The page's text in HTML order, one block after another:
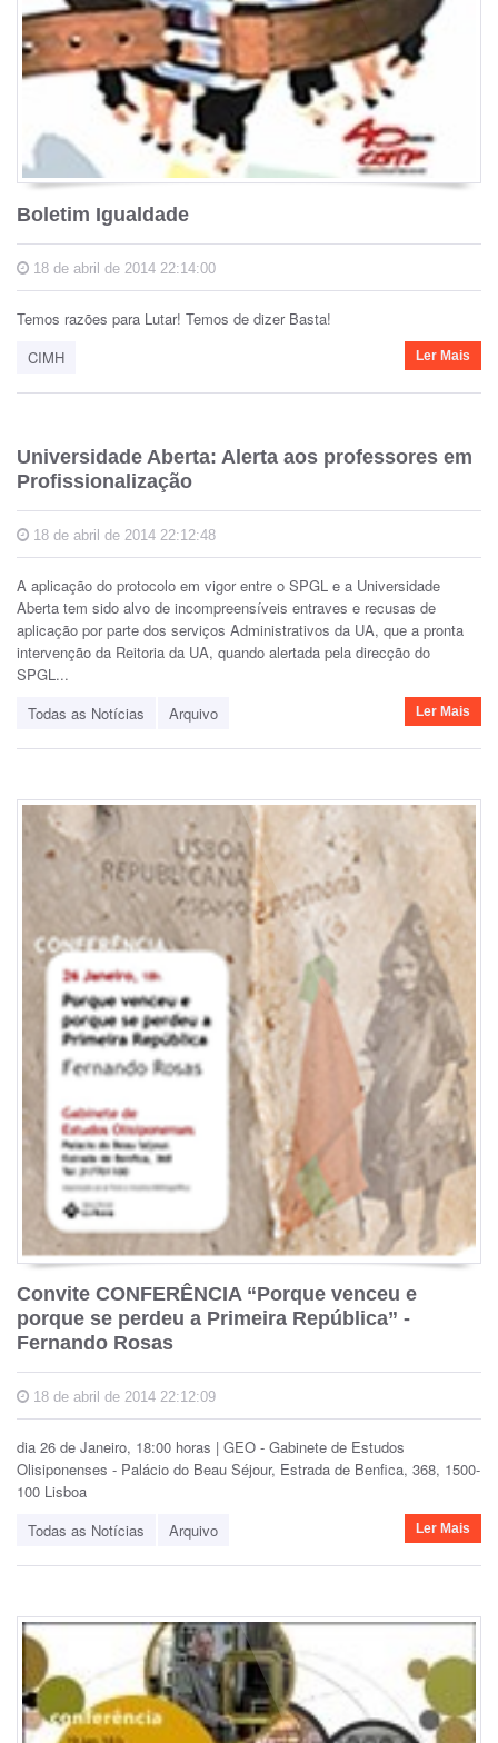
Boletim Igualdade
18 de abril de 2014 22:14:00
Temos razões para Lutar! Temos de dizer Basta!
CIMH
Ler Mais
Universidade Aberta: Alerta aos professores em
Profissionalização
18 de abril de 2014 22:12:48
A aplicação do protocolo em vigor entre o SPGL e a Universidade
Aberta tem sido alvo de incompreensíveis entraves e recusas de
aplicação por parte dos serviços Administrativos da UA, que a pronta
intervenção da Reitoria da UA, quando alertada pela direcção do
SPGL...
Todas as Notícias
Arquivo Ler Mais
Convite CONFERÊNCIA “Porque venceu e
porque se perdeu a Primeira República” -
Fernando Rosas
18 de abril de 2014 22:12:09
dia 26 de Janeiro, 18:00 horas | GEO - Gabinete de Estudos
Olisiponenses - Palácio do Beau Séjour, Estrada de Benfica, 368, 1500-
100 Lisboa
Todas as Notícias
Arquivo Ler Mais